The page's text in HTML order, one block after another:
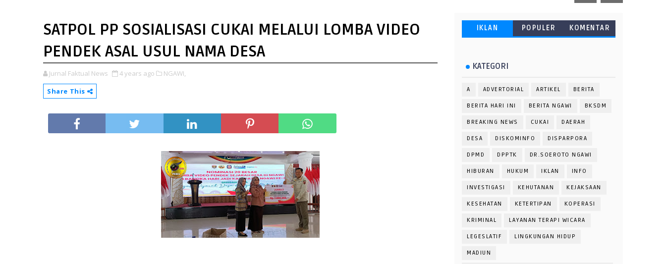
SATPOL PP SOSIALISASI CUKAI MELALUI LOMBA VIDEO
PENDEK ASAL USUL NAMA DESA
Jurnal Faktual News 4 years ago
NGAWI,
Share This
IKLAN POPULER KOMENTAR
KATEGORI
A ADVERTORIAL ARTIKEL BERITA
BERITA HARI INI BERITA NGAWI BKSDM
BREAKING NEWS CUKAI DAERAH
DESA DISKOMINFO DISPARPORA
DPMD DPPTK DR.SOEROTO NGAWI
HIBURAN HUKUM IKLAN INFO
INVESTIGASI KEHUTANAN KEJAKSAAN
KESEHATAN KETERTIPAN KOPERASI
KRIMINAL LAYANAN TERAPI WICARA
LEGESLATIF LINGKUNGAN HIDUP
MADIUN